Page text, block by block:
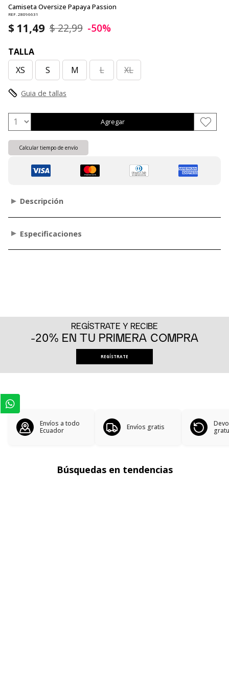
Camiseta Oversize Papaya Passion
REF. 28096631
$ 11,49 $ 22,99 -50%
TALLA
XS
S M L XL
Guia de tallas
Agregar
Calcular tiempo de envío
Descripción
Especificaciones
REGÍSTRATE Y RECIBE
-20% EN TU PRIMERA COMPRA
REGÍSTRATE
Envíos a todo
Ecuador
Envíos gratis
Búsquedas en tendencias